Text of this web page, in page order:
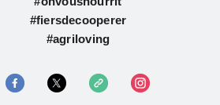
#fiersdecooperer
#agriloving